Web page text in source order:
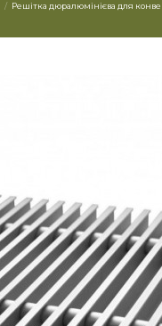
Решітка дюралюмінієва для